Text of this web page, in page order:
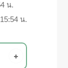
น.
น.